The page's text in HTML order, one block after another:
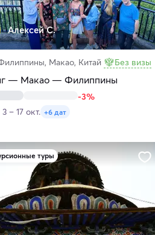
Алексей С.
Макао, Китай Без визы
— Макао — Филиппины
-3%
3 – 17 окт. +6 дат
туры